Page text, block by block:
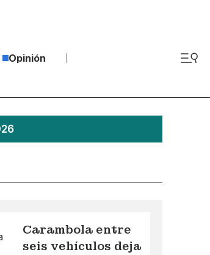
Opinión
Carambola entre
seis vehículos deja